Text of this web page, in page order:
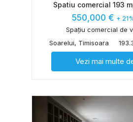
Spatiu comercial 193
550,000 € +
Spațiu comercial de
Soarelui, Timisoara
Vezi mai multe